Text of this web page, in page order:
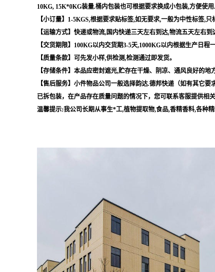
10KG, 15K*0KG装量.桶内包装也可根据要求换成小包装,方便使用.
【小订量】1-5KGS,根据要求贴标签,如无要求,一般为中性标签,
【运输方式】快递或物流,国内快递三天左右到达,物流五天左右到
【交货期限】100KG以内交货期3-5天,1000KG以内根据生产日程
【质量条款】可先发小样,供检测,检测通过即发货。
【存储条件】本品应密封遮光,贮存在干燥、阴凉、通风良好的地方
【售后服务】小件物品公司一般选择韵达.德邦快递（如有其它
已拆包装，在产品存在质量问题的情况下，您可联系客服提供相
温馨提示:我公司长期从事生*工,植物提取物,食品,香精香料,各种